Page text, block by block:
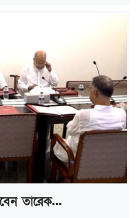
তারেক...